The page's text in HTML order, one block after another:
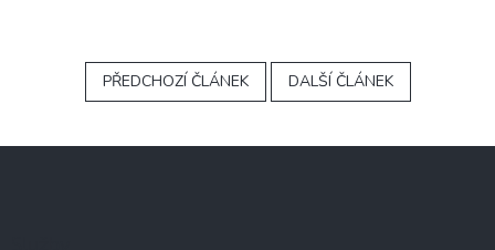
PŘEDCHOZÍ ČLÁNEK DALŠÍ ČLÁNEK